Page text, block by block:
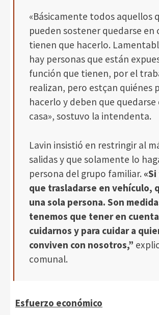
«Básicamente todos aquellos
pueden sostener quedarse en
tienen que hacerlo.
hay personas que están
función que tienen, por el
realizan, pero estçan quiénes
hacerlo y deben que quedarse
casa», sostuvo la intendenta.
Lavin insistió en restringir al
salidas y que solamente lo
persona del grupo familiar.
que trasladarse en vehículo,
una sola persona. Son
tenemos que tener en
cuidarnos y para cuidar a
conviven con nosotros,”
comunal.
Esfuerzo económico